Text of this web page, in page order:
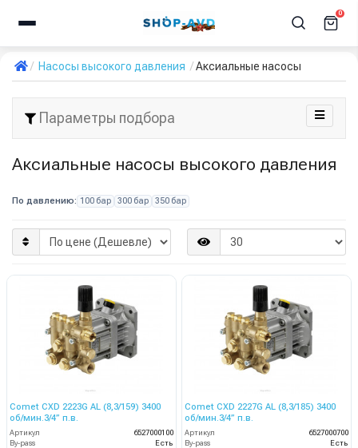
0
Насосы высокого давления Аксиальные насосы
Параметры подбора
Аксиальные насосы высокого давления
По давлению: 100 бар 300 бар 350 бар
Comet CXD 2223G AL (8,3/159) 3400
об/мин.3/4” п.в.
Артикул
6527000100
By-pass
Есть
Comet CXD 2227G AL (8,3/185) 3400
об/мин.3/4” п.в.
Артикул
6527000700
By-pass
Есть